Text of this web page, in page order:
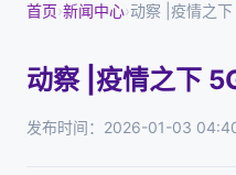
首页›新闻中心›动察 |疫情之下
动察 |疫情之下
发布时间：2026-01-03